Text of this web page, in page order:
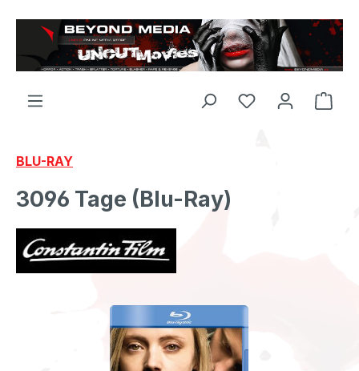
Zum Hauptinhalt springen
BLU-RAY
3096 Tage (Blu-Ray)
Bildergalerie überspringen